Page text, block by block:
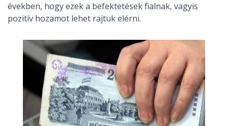
években, hogy ezek a befektetések fialnak, vagyis
pozitív hozamot lehet rajtuk elérni.